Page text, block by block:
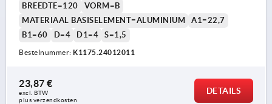
BREEDTE=120
VORM=B
MATERIAAL BASISELEMENT=ALUMINIUM
A1=22,7
B1=60
D=4 D1=4 S=1,5
Bestelnummer: K1175.24012011
23,87 €
excl. BTW
plus verzendkosten
DETAILS